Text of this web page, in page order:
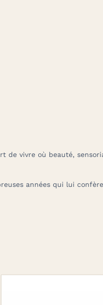
de vivre où beauté,
années qui lui